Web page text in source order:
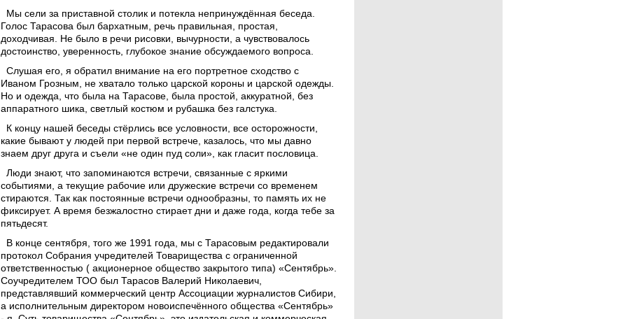
Мы сели за приставной столик и потекла непринуждённая беседа.
Голос Тарасова был бархатным, речь правильная, простая,
доходчивая. Не было в речи рисовки, вычурности, а чувствовалось
достоинство, уверенность, глубокое знание обсуждаемого вопроса.
Слушая его, я обратил внимание на его портретное сходство с
Иваном Грозным, не хватало только царской короны и царской одежды.
Но и одежда, что была на Тарасове, была простой, аккуратной, без
аппаратного шика, светлый костюм и рубашка без галстука.
К концу нашей беседы стёрлись все условности, все осторожности,
какие бывают у людей при первой встрече, казалось, что мы давно
знаем друг друга и съели «не один пуд соли», как гласит пословица.
Люди знают, что запоминаются встречи, связанные с яркими
событиями, а текущие рабочие или дружеские встречи со временем
стираются. Так как постоянные встречи однообразны, то память их не
фиксирует. А время безжалостно стирает дни и даже года, когда тебе за
пятьдесят.
В конце сентября, того же 1991 года, мы с Тарасовым редактировали
протокол Собрания учредителей Товарищества с ограниченной
ответственностью ( акционерное общество закрытого типа) «Сентябрь».
Соучредителем ТОО был Тарасов Валерий Николаевич,
представлявший коммерческий центр Ассоциации журналистов Сибири,
а исполнительным директором новоиспечённого общества «Сентябрь»